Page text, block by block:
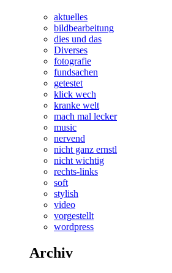
aktuelles
bildbearbeitung
dies und das
Diverses
fotografie
fundsachen
getestet
klick wech
kranke welt
mach mal lecker
music
nervend
nicht ganz ernstl
nicht wichtig
rechts-links
soft
stylish
video
vorgestellt
wordpress
Archiv